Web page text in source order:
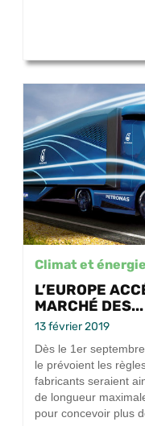
Climat et énergie
L’EUROPE
MARCHÉ DES...
13 février 2019
Dès le 1er
le prévoient les
fabricants seraient
de longueur
pour concevoir plus